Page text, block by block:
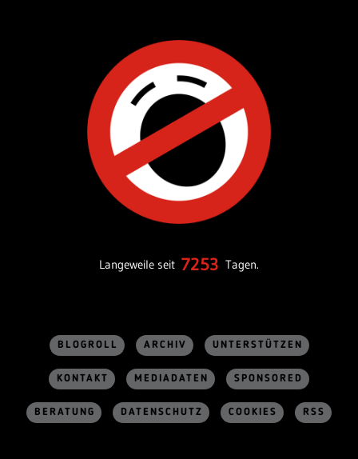
Langeweile seit 7253 Tagen.
BLOGROLL ARCHIV UNTERSTÜTZEN
KONTAKT MEDIADATEN SPONSORED
BERATUNG DATENSCHUTZ COOKIES RSS